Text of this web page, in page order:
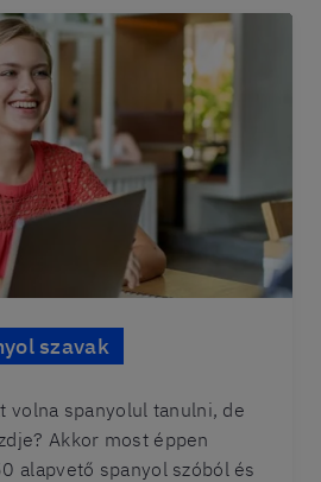
szavak
volna spanyolul tanulni, de
Akkor most éppen
alapvető spanyol szóból és